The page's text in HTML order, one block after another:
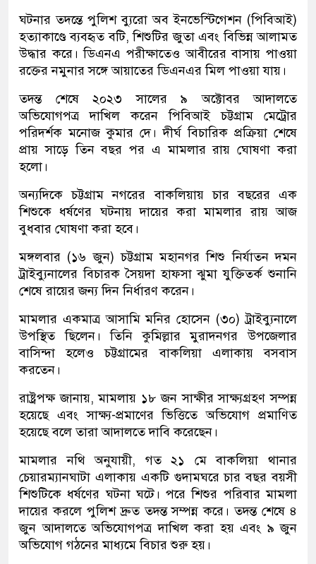
ঘটনার তদন্তে পুলিশ ব্যুরো অব ইনভেস্টিগেশন (পিবিআই)
হত্যাকাণ্ডে ব্যবহৃত বটি, শিশুটির জুতা এবং বিভিন্ন আলামত
উদ্ধার করে। ডিএনএ পরীক্ষাতেও আবীরের বাসায় পাওয়া
রক্তের নমুনার সঙ্গে আয়াতের ডিএনএর মিল পাওয়া যায়।
তদন্ত শেষে ২০২৩ সালের ৯ অক্টোবর আদালতে
অভিযোগপত্র দাখিল করেন পিবিআই চট্টগ্রাম মেট্রোর
পরিদর্শক মনোজ কুমার দে। দীর্ঘ বিচারিক প্রক্রিয়া শেষে
প্রায় সাড়ে তিন বছর পর এ মামলার রায় ঘোষণা করা
হলো।
অন্যদিকে চট্টগ্রাম নগরের বাকলিয়ায় চার বছরের এক
শিশুকে ধর্ষণের ঘটনায় দায়ের করা মামলার রায় আজ
বুধবার ঘোষণা করা হবে।
মঙ্গলবার (১৬ জুন) চট্টগ্রাম মহানগর শিশু নির্যাতন দমন
ট্রাইব্যুনালের বিচারক সৈয়দা হাফসা ঝুমা যুক্তিতর্ক শুনানি
শেষে রায়ের জন্য দিন নির্ধারণ করেন।
মামলার একমাত্র আসামি মনির হোসেন (৩০) ট্রাইব্যুনালে
উপস্থিত ছিলেন। তিনি কুমিল্লার মুরাদনগর উপজেলার
বাসিন্দা হলেও চট্টগ্রামের বাকলিয়া এলাকায় বসবাস
করতেন।
রাষ্ট্রপক্ষ জানায়, মামলায় ১৮ জন সাক্ষীর সাক্ষ্যগ্রহণ সম্পন্ন
হয়েছে এবং সাক্ষ্য-প্রমাণের ভিত্তিতে অভিযোগ প্রমাণিত
হয়েছে বলে তারা আদালতে দাবি করেছেন।
মামলার নথি অনুযায়ী, গত ২১ মে বাকলিয়া থানার
চেয়ারম্যানঘাটা এলাকায় একটি গুদামঘরে চার বছর বয়সী
শিশুটিকে ধর্ষণের ঘটনা ঘটে। পরে শিশুর পরিবার মামলা
দায়ের করলে পুলিশ দ্রুত তদন্ত সম্পন্ন করে। তদন্ত শেষে ৪
জুন আদালতে অভিযোগপত্র দাখিল করা হয় এবং ৯ জুন
অভিযোগ গঠনের মাধ্যমে বিচার শুরু হয়।